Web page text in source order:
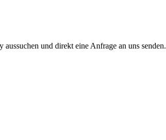
und direkt eine Anfrage an uns senden.